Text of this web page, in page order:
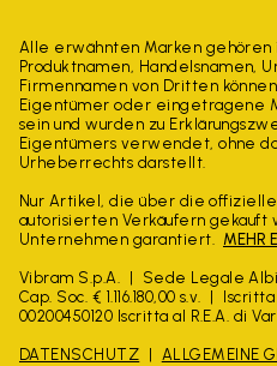
Alle erwähnten Marken gehören
Produktnamen, Handelsnamen,
Firmennamen von Dritten
Eigentümer oder eingetragene
sein und wurden zu
Eigentümers verwendet, ohne
Urheberrechts darstellt.
Nur Artikel, die über die offizielle
autorisierten Verkäufern gekauft
Unternehmen garantiert. MEHR
Vibram S.p.A.
Sede Legale
Cap. Soc. € 1.116.180,00 s.v.
00200450120 Iscritta al R.E.A. di
DATENSCHUTZ
ALLGEMEINE